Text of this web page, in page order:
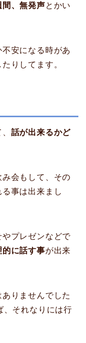
間、無発声とかい
安になる時があ
りしてます。
話が出来るかど
会もして、その
事は出来まし
プレゼンなどで
に話す事が出来
りませんでした
、それなりには行